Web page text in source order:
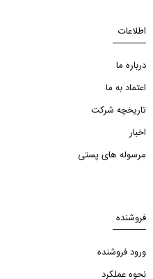
اطلاعات
درباره ما
اعتماد به ما
تاریخچه شرکت
اخبار
مرسوله های پستی
فروشنده
ورود فروشنده
نحوه عملکرد